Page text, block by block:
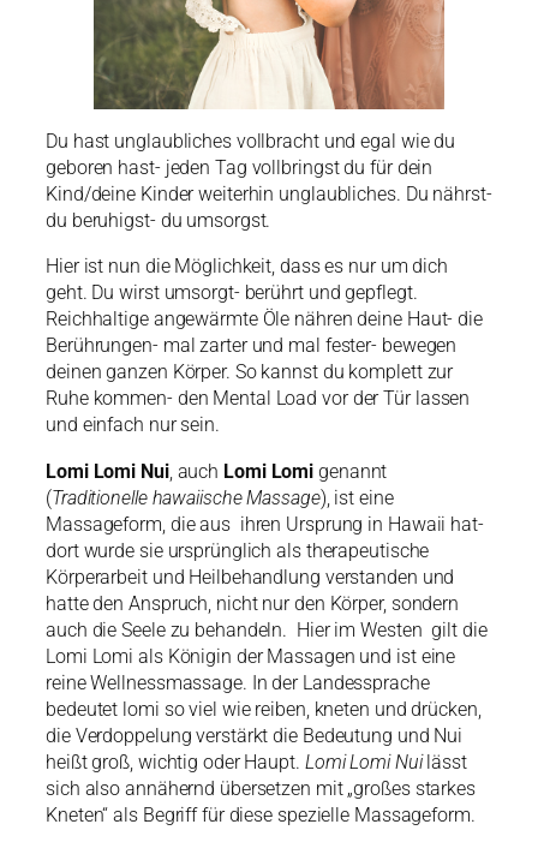
Du hast unglaubliches vollbracht und egal wie du
geboren hast- jeden Tag vollbringst du für dein
Kind/deine Kinder weiterhin unglaubliches. Du nährst-
du beruhigst- du umsorgst.
Hier ist nun die Möglichkeit, dass es nur um dich
geht. Du wirst umsorgt- berührt und gepflegt.
Reichhaltige angewärmte Öle nähren deine Haut- die
Berührungen- mal zarter und mal fester- bewegen
deinen ganzen Körper. So kannst du komplett zur
Ruhe kommen- den Mental Load vor der Tür lassen
und einfach nur sein.
Lomi Lomi Nui, auch Lomi Lomi genannt
(Traditionelle hawaiische Massage), ist eine
Massageform, die aus ihren Ursprung in Hawaii hat-
dort wurde sie ursprünglich als therapeutische
Körperarbeit und Heilbehandlung verstanden und
hatte den Anspruch, nicht nur den Körper, sondern
auch die Seele zu behandeln. Hier im Westen gilt die
Lomi Lomi als Königin der Massagen und ist eine
reine Wellnessmassage. In der Landessprache
bedeutet lomi so viel wie reiben, kneten und drücken,
die Verdoppelung verstärkt die Bedeutung und Nui
heißt groß, wichtig oder Haupt. Lomi Lomi Nuilässt
sich also annähernd übersetzen mit „großes starkes
Kneten“ als Begriff für diese spezielle Massageform.